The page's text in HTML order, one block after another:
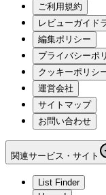
ご利用規約
レビューガイド
編集ポリシー
プライバシーポ
クッキーポリシ
運営会社
サイトマップ
お問い合わせ
関連サービス・サイト
List Finder